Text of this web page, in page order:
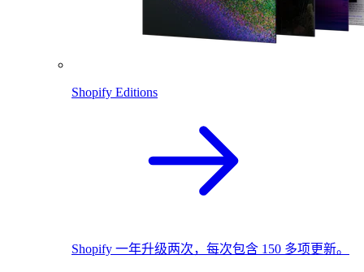
Shopify Editions
Shopify 一年升级两次，每次包含 150 多项更新。